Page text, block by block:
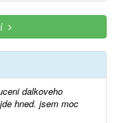
hned. jsem moc